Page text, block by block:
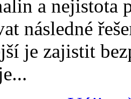
a nejistota
následné
je zajistit